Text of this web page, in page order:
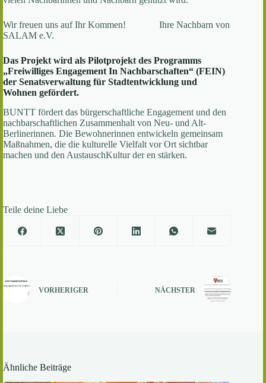
Wir freuen uns auf Ihr Kommen! Ihre Nachbarn von
SALAM e.V.
Das Projekt wird als Pilotprojekt des Programms
„Freiwilliges Engagement In Nachbarschaften“ (FEIN)
der Senatsverwaltung für Stadtentwicklung und
Wohnen gefördert.
BUNTT fördert das bürgerschaftliche Engagement und den
nachbarschaftlichen Zusammenhalt von Neu- und Alt-
Berlinerinnen. Die Bewohnerinnen entwickeln gemeinsam
Maßnahmen, die die kulturelle Vielfalt vor Ort sichtbar
machen und den AustauschKultur der en stärken.
Teile deine Liebe
VORHERIGER NÄCHSTER
Ähnliche Beiträge